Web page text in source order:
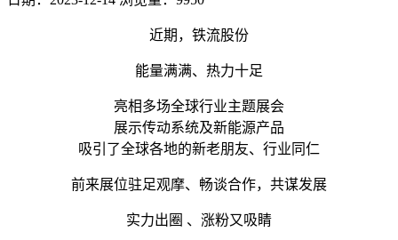
近期，铁流股份
能量满满、热力十足
亮相多场全球行业主题展会
展示传动系统及新能源产品
吸引了全球各地的新老朋友、行业同仁
前来展位驻足观摩、畅谈合作，共谋发展
实力出圈 、涨粉又吸睛